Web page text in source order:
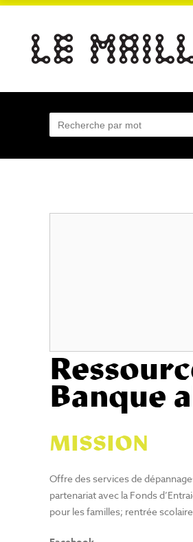
Banque
MISSION
Offre des services de
partenariat avec la Fonds
pour les familles; rentrée